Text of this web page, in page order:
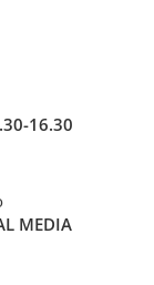
16.30
MEDIA